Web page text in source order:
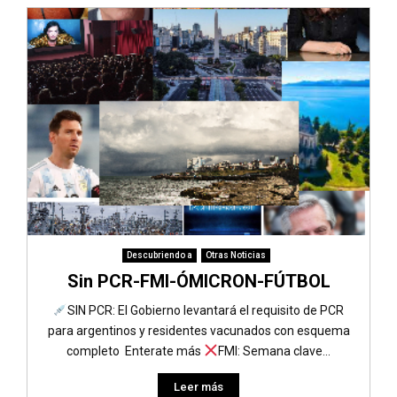
Descubriendo a Otras Noticias
Sin PCR-FMI-ÓMICRON-FÚTBOL
SIN PCR: El Gobierno levantará el requisito de PCR
para argentinos y residentes vacunados con esquema
completo Enterate más
FMI: Semana clave...
Leer más